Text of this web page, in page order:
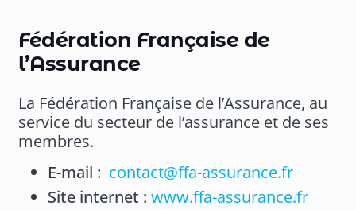
Fédération Française de
l’Assurance
La Fédération Française de l’Assurance, au
service du secteur de l’assurance et de ses
membres.
E-mail : contact@ffa-assurance.fr
Site internet : www.ffa-assurance.fr